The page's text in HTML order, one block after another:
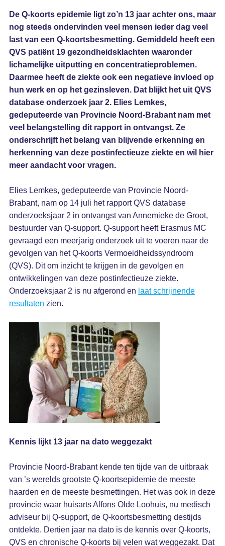
De Q-koorts epidemie ligt zo’n 13 jaar achter ons, maar
nog steeds ondervinden veel mensen ieder dag veel
last van een Q-koortsbesmetting. Gemiddeld heeft een
QVS patiënt 19 gezondheidsklachten waaronder
lichamelijke uitputting en concentratieproblemen.
Daarmee heeft de ziekte ook een negatieve invloed op
hun werk en op het gezinsleven. Dat blijkt het uit QVS
database onderzoek jaar 2. Elies Lemkes,
gedeputeerde van Provincie Noord-Brabant nam met
veel belangstelling dit rapport in ontvangst. Ze
onderschrijft het belang van blijvende erkenning en
herkenning van deze postinfectieuze ziekte en wil hier
meer aandacht voor vragen.
Elies Lemkes, gedeputeerde van Provincie Noord-
Brabant, nam op 14 juli het rapport QVS database
onderzoeksjaar 2 in ontvangst van Annemieke de Groot,
bestuurder van Q-support. Q-support heeft Erasmus MC
gevraagd een meerjarig onderzoek uit te voeren naar de
gevolgen van het Q-koorts Vermoeidheidssyndroom
(QVS). Dit om inzicht te krijgen in de gevolgen en
ontwikkelingen van deze postinfectieuze ziekte.
Onderzoeksjaar 2 is nu afgerond en laat schrijnende
resultaten zien.
Kennis lijkt 13 jaar na dato weggezakt
Provincie Noord-Brabant kende ten tijde van de uitbraak
van ’s werelds grootste Q-koortsepidemie de meeste
haarden en de meeste besmettingen. Het was ook in deze
provincie waar huisarts Alfons Olde Loohuis, nu medisch
adviseur bij Q-support, de Q-koortsbesmetting destijds
ontdekte. Dertien jaar na dato is de kennis over Q-koorts,
QVS en chronische Q-koorts bij velen wat weggezakt. Dat